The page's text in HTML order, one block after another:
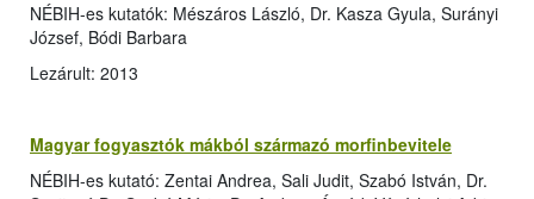
NÉBIH-es kutatók: Mészáros László, Dr. Kasza Gyula, Surányi
József, Bódi Barbara
Lezárult: 2013
Magyar fogyasztók mákból származó morfinbevitele
NÉBIH-es kutató: Zentai Andrea, Sali Judit, Szabó István, Dr.